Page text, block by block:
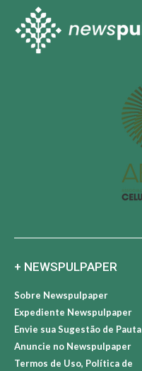
+ NEWSPULPAPER
Sobre Newspulpaper
Expediente Newspulpaper
Envie sua Sugestão de Pauta
Anuncie no Newspulpaper
Termos de Uso, Política de